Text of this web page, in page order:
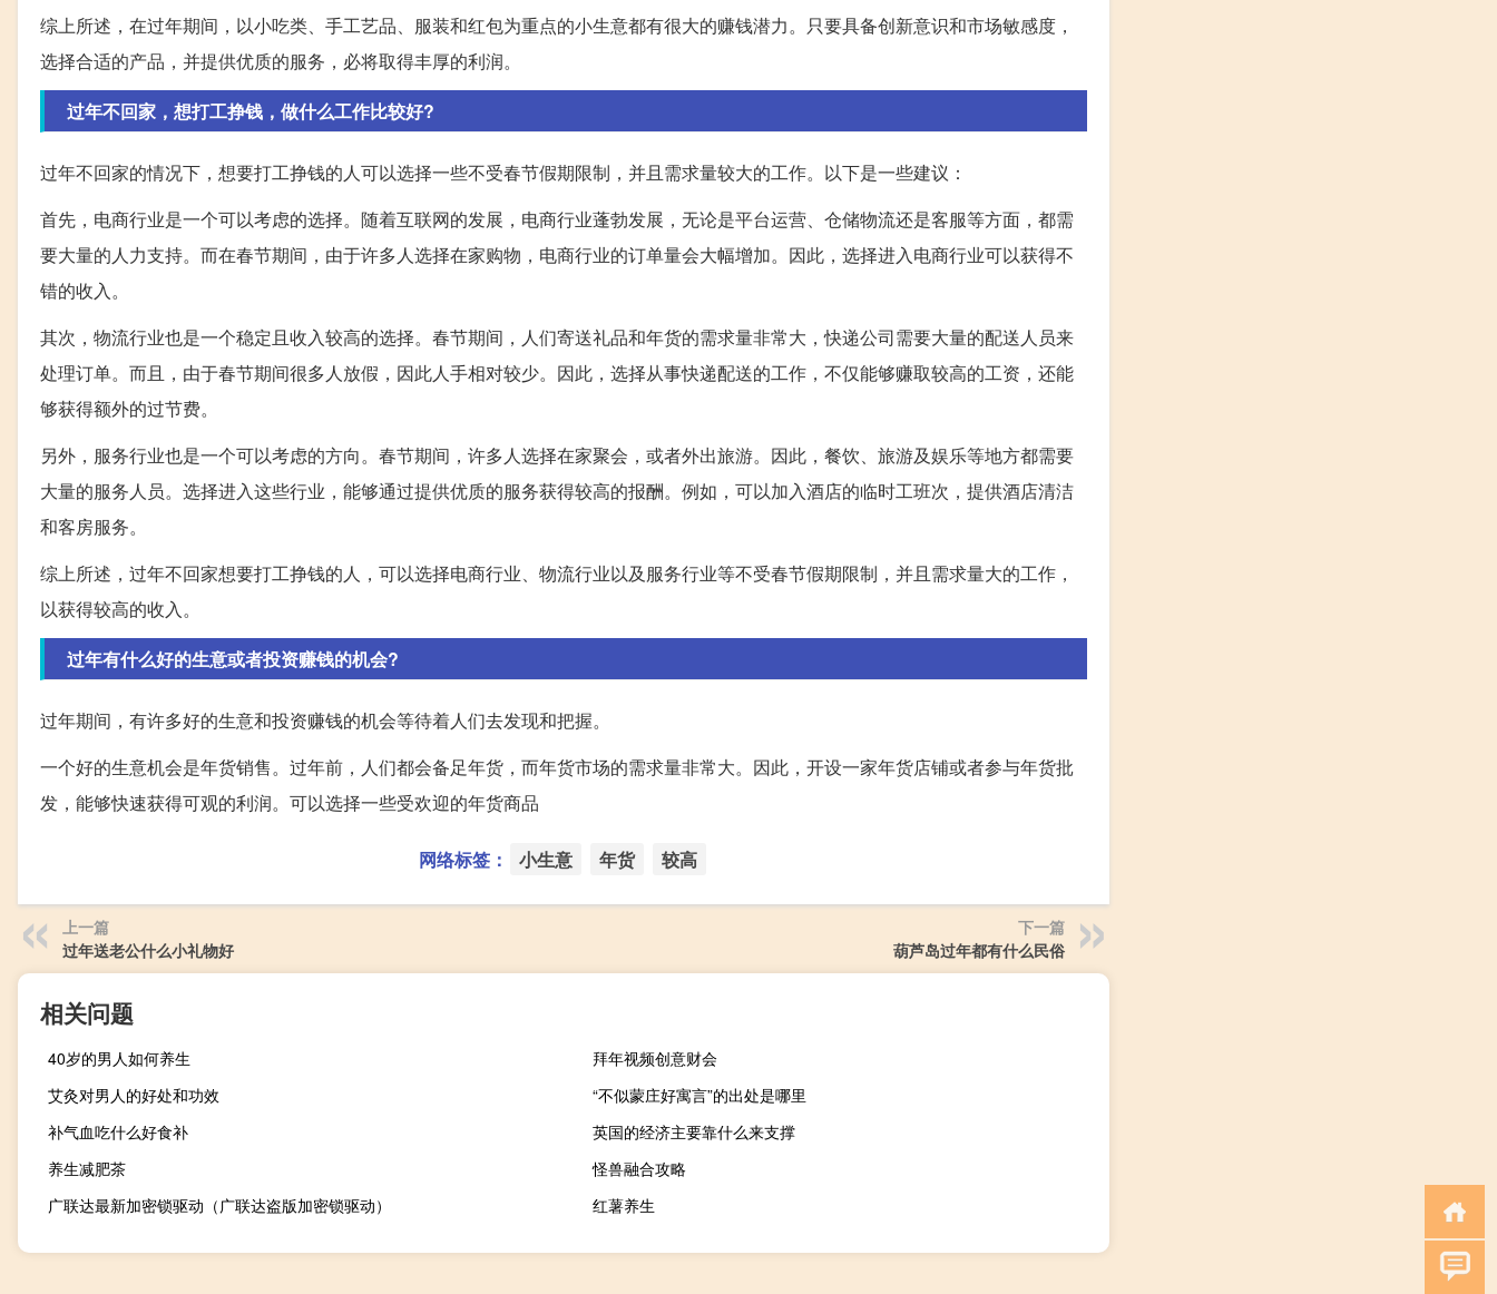
综上所述，在过年期间，以小吃类、手工艺品、服装和红包为重点的小生意都有很大的赚钱潜力。只要具备创新意识和市场敏感度，
选择合适的产品，并提供优质的服务，必将取得丰厚的利润。
过年不回家，想打工挣钱，做什么工作比较好?
过年不回家的情况下，想要打工挣钱的人可以选择一些不受春节假期限制，并且需求量较大的工作。以下是一些建议：
首先，电商行业是一个可以考虑的选择。随着互联网的发展，电商行业蓬勃发展，无论是平台运营、仓储物流还是客服等方面，都需
要大量的人力支持。而在春节期间，由于许多人选择在家购物，电商行业的订单量会大幅增加。因此，选择进入电商行业可以获得不
错的收入。
其次，物流行业也是一个稳定且收入较高的选择。春节期间，人们寄送礼品和年货的需求量非常大，快递公司需要大量的配送人员来
处理订单。而且，由于春节期间很多人放假，因此人手相对较少。因此，选择从事快递配送的工作，不仅能够赚取较高的工资，还能
够获得额外的过节费。
另外，服务行业也是一个可以考虑的方向。春节期间，许多人选择在家聚会，或者外出旅游。因此，餐饮、旅游及娱乐等地方都需要
大量的服务人员。选择进入这些行业，能够通过提供优质的服务获得较高的报酬。例如，可以加入酒店的临时工班次，提供酒店清洁
和客房服务。
综上所述，过年不回家想要打工挣钱的人，可以选择电商行业、物流行业以及服务行业等不受春节假期限制，并且需求量大的工作，
以获得较高的收入。
过年有什么好的生意或者投资赚钱的机会?
过年期间，有许多好的生意和投资赚钱的机会等待着人们去发现和把握。
一个好的生意机会是年货销售。过年前，人们都会备足年货，而年货市场的需求量非常大。因此，开设一家年货店铺或者参与年货批
发，能够快速获得可观的利润。可以选择一些受欢迎的年货商品
网络标签： 小生意 年货 较高
上一篇
过年送老公什么小礼物好
下一篇
葫芦岛过年都有什么民俗
相关问题
40岁的男人如何养生
拜年视频创意财会
艾灸对男人的好处和功效
“不似蒙庄好寓言”的出处是哪里
补气血吃什么好食补
英国的经济主要靠什么来支撑
养生减肥茶
怪兽融合攻略
广联达最新加密锁驱动（广联达盗版加密锁驱动）
红薯养生